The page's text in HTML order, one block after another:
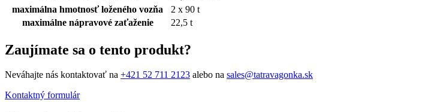
maximálna hmotnosť loženého vozňa
2 x 90 t
maximálne nápravové zaťaženie
22,5 t
Zaujímate sa o tento produkt?
Neváhajte nás kontaktovať na +421 52 711 2123 alebo na sales@tatravagonka.sk
Kontaktný formulár